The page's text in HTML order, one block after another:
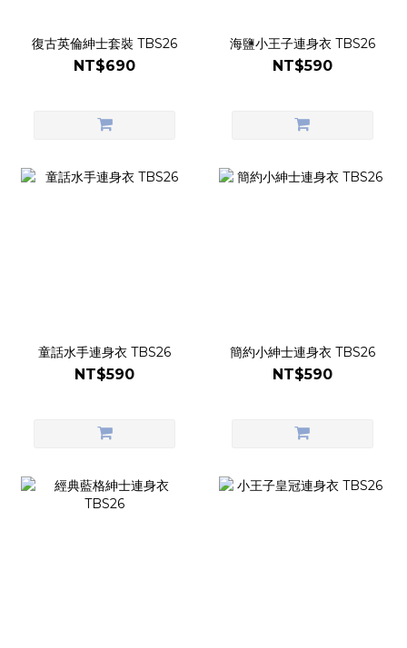
復古英倫紳士套裝 TBS26
NT$690
海鹽小王子連身衣 TBS26
NT$590
童話水手連身衣 TBS26
NT$590
簡約小紳士連身衣 TBS26
NT$590